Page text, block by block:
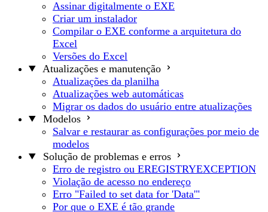
Assinar digitalmente o EXE
Criar um instalador
Compilar o EXE conforme a arquitetura do
Excel
Versões do Excel
Atualizações e manutenção
Atualizações da planilha
Atualizações web automáticas
Migrar os dados do usuário entre atualizações
Modelos
Salvar e restaurar as configurações por meio de
modelos
Solução de problemas e erros
Erro de registro ou EREGISTRYEXCEPTION
Violação de acesso no endereço
Erro "Failed to set data for 'Data'"
Por que o EXE é tão grande